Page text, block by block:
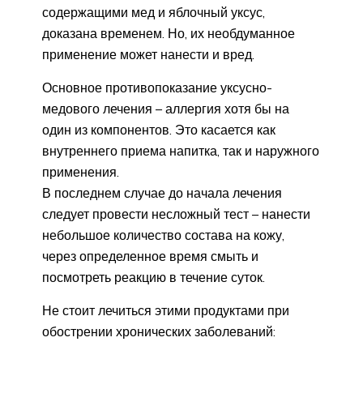
содержащими мед и яблочный уксус,
доказана временем. Но, их необдуманное
применение может нанести и вред.
Основное противопоказание уксусно-
медового лечения – аллергия хотя бы на
один из компонентов. Это касается как
внутреннего приема напитка, так и наружного
применения.
В последнем случае до начала лечения
следует провести несложный тест – нанести
небольшое количество состава на кожу,
через определенное время смыть и
посмотреть реакцию в течение суток.
Не стоит лечиться этими продуктами при
обострении хронических заболеваний: